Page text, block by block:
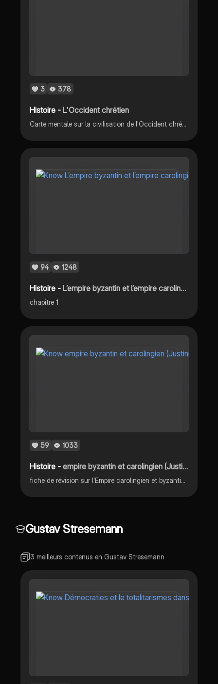
3 378
Histoire -L'Occident chrétien
Carte mentale sur la civilisation de l'Occident chrétien
94 1248
Histoire -L’empire byzantin et l’empire carolingien
chapitre 1
59 1033
Histoire -empire byzantin et carolingien (Justinien et Charlemagne)
fiche de révision sur l'Empire carolingien et byzantin (petit zoom sur Justinien et Charlemagne)
Gustav Stresemann
3 meilleurs contenus en Gustav Stresemann